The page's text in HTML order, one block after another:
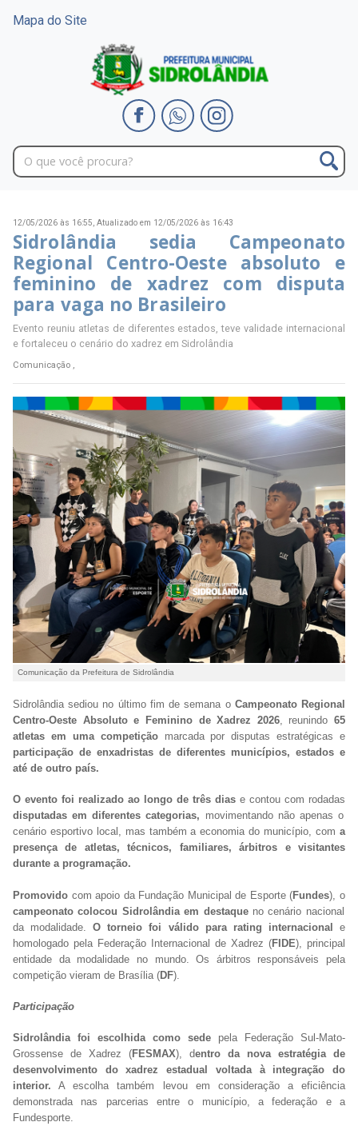
Mapa do Site
12/05/2026 às 16:55, Atualizado em 12/05/2026 às 16:43
Sidrolândia sedia Campeonato
Regional Centro-Oeste absoluto e
feminino de xadrez com disputa
para vaga no Brasileiro
Evento reuniu atletas de diferentes estados, teve validade internacional
e fortaleceu o cenário do xadrez em Sidrolândia
Comunicação ,
Comunicação da Prefeitura de Sidrolândia
Sidrolândia sediou no último fim de semana oCampeonato Regional
Centro-Oeste Absoluto e Feminino de Xadrez 2026, reunindo 65
atletas em uma competição marcada por disputas estratégicas e
participação de enxadristas de diferentes municípios, estados e
até de outro país.
O evento foi realizado ao longo de três dias e contou com rodadas
disputadas em diferentes categorias, movimentando não apenas o
cenário esportivo local, mas também a economia do município, com a
presença de atletas, técnicos, familiares, árbitros e visitantes
durante a programação.
Promovido com apoio da Fundação Municipal de Esporte (Fundes), o
campeonato colocou Sidrolândia em destaque no cenário nacional
da modalidade.O torneio foi válido para rating internacional e
homologado pela Federação Internacional de Xadrez (FIDE), principal
entidade da modalidade no mundo. Os árbitros responsáveis pela
competição vieram de Brasília (DF).
Participação
Sidrolândia foi escolhida como sede pela Federação Sul-Mato-
Grossense de Xadrez (FESMAX), dentro da nova estratégia de
desenvolvimento do xadrez estadual voltada à integração do
interior. A escolha também levou em consideração a eficiência
demonstrada nas parcerias entre o município, a federação e a
Fundesporte.